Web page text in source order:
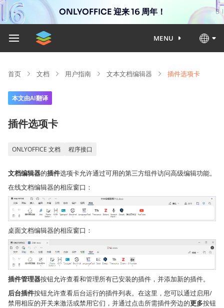
ONLYOFFICE 迎来 16 周年！
MENU
首页 文档 用户指南 文本文档编辑器 插件选项卡
本文由AI翻译
插件选项卡
ONLYOFFICE 文档 程序接口
文档编辑器的插件选项卡允许通过可用的第三方组件访问高级编辑功能。
在线文档编辑器的相应窗口：
桌面文档编辑器的相应窗口：
插件管理器按钮允许查看和管理所有已安装的插件，并添加新的插件。
后台插件按钮允许查看后台运行的插件列表。在这里，您可以通过启用/
禁用相应的开关来激活或禁用它们，并通过点击所需插件旁边的更多按钮